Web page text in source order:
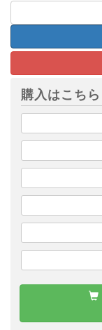
購入はこちら